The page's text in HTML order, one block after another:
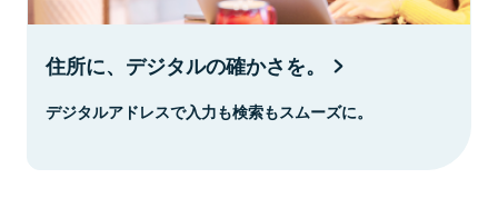
住所に、デジタルの確かさを。
デジタルアドレスで入力も検索もスムーズに。